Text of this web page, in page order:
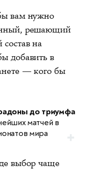
вам нужно
решающий
на
добавить в
— кого бы
до триумфа
матчей в
мира
выбор чаще